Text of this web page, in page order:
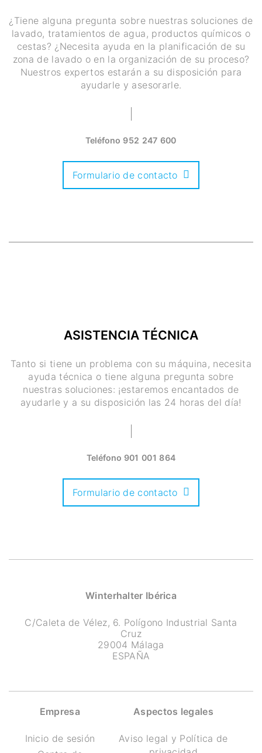
¿Tiene alguna pregunta sobre nuestras soluciones de
lavado, tratamientos de agua, productos químicos o
cestas? ¿Necesita ayuda en la planificación de su
zona de lavado o en la organización de su proceso?
Nuestros expertos estarán a su disposición para
ayudarle y asesorarle.
Teléfono 952 247 600
Formulario de contacto
ASISTENCIA TÉCNICA
Tanto si tiene un problema con su máquina, necesita
ayuda técnica o tiene alguna pregunta sobre
nuestras soluciones: ¡estaremos encantados de
ayudarle y a su disposición las 24 horas del día!
Teléfono 901 001 864
Formulario de contacto
Winterhalter Ibérica
C/Caleta de Vélez, 6. Polígono Industrial Santa
Cruz
29004 Málaga
ESPAÑA
Empresa
Inicio de sesión
Aspectos legales
Aviso legal y Política de